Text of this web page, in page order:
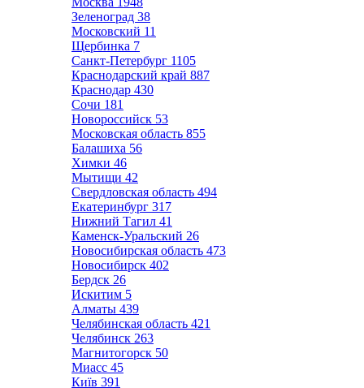
Зеленоград 38
Московский 11
Щербинка 7
Санкт-Петербург 1105
Краснодарский край 887
Краснодар 430
Сочи 181
Новороссийск 53
Московская область 855
Балашиха 56
Химки 46
Мытищи 42
Свердловская область 494
Екатеринбург 317
Нижний Тагил 41
Каменск-Уральский 26
Новосибирская область 473
Новосибирск 402
Бердск 26
Искитим 5
Алматы 439
Челябинская область 421
Челябинск 263
Магнитогорск 50
Миасс 45
Київ 391